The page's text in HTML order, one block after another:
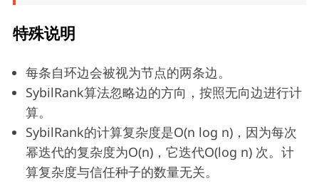
特殊说明
每条自环边会被视为节点的两条边。
SybilRank算法忽略边的方向，按照无向边进行计
算。
SybilRank的计算复杂度是O(n log n)，因为每次
幂迭代的复杂度为O(n)，它迭代O(log n) 次。计
算复杂度与信任种子的数量无关。